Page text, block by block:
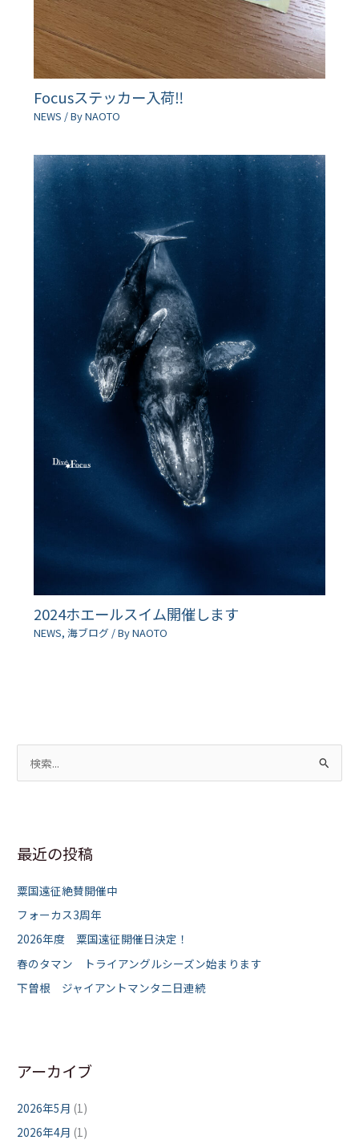
Focusステッカー入荷‼︎
NEWS / ByNAOTO
2024ホエールスイム開催します
NEWS, 海ブログ / ByNAOTO
索
:最近の投稿
粟国遠征絶賛開催中
フォーカス3周年
2026年度 粟国遠征開催日決定！
春のタマン トライアングルシーズン始まります
下曽根 ジャイアントマンタ二日連続
アーカイブ
2026年5月 (1)
2026年4月 (1)